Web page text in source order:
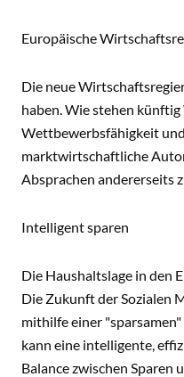
Europäische
Die neue
haben. Wie stehen künftig
Wettbewerbsfähigkeit
marktwirtschaftliche
Absprachen andererseits
Intelligent sparen
Die Haushaltslage in den
Die Zukunft der Sozialen
mithilfe einer
kann eine intelligente,
Balance zwischen Sparen